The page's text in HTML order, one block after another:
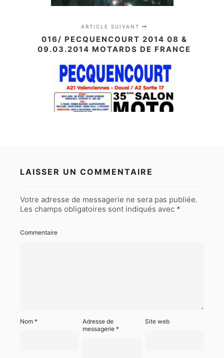
ARTICLE SUIVANT
016/ PECQUENCOURT 2014 08 &
09.03.2014 MOTARDS DE FRANCE
LAISSER UN COMMENTAIRE
Votre adresse de messagerie ne sera pas publiée.
Les champs obligatoires sont indiqués avec *
Commentaire
Nom *
Adresse de
messagerie*
Site web